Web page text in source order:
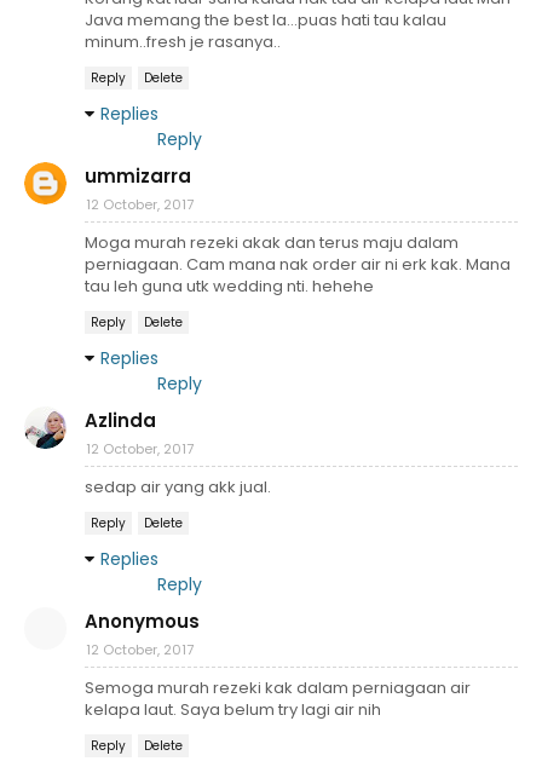
Java memang the best la...puas hati tau kalau
minum..fresh je rasanya..
Reply Delete
Replies
Reply
ummizarra
12 October, 2017
Moga murah rezeki akak dan terus maju dalam
perniagaan. Cam mana nak order air ni erk kak. Mana
tau leh guna utk wedding nti. hehehe
Reply Delete
Replies
Reply
Azlinda
12 October, 2017
sedap air yang akk jual.
Reply Delete
Replies
Reply
Anonymous
12 October, 2017
Semoga murah rezeki kak dalam perniagaan air
kelapa laut. Saya belum try lagi air nih
Reply Delete